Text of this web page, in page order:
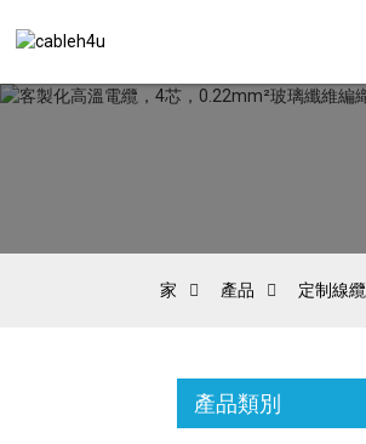
家 產品 定制線纜
產品類別Loading...
Loading...